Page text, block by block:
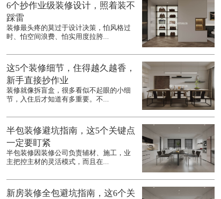
6个抄作业级装修设计，照着装不
踩雷
装修最头疼的莫过于设计决策，怕风格过
时、怕空间浪费、怕实用度拉胯...
这5个装修细节，住得越久越香，
新手直接抄作业
装修就像拆盲盒，很多看似不起眼的小细
节，入住后才知道有多重要。不...
半包装修避坑指南，这5个关键点
一定要盯紧
半包装修因装修公司负责辅材、施工，业
主把控主材的灵活模式，而且在...
新房装修全包避坑指南，这6个关